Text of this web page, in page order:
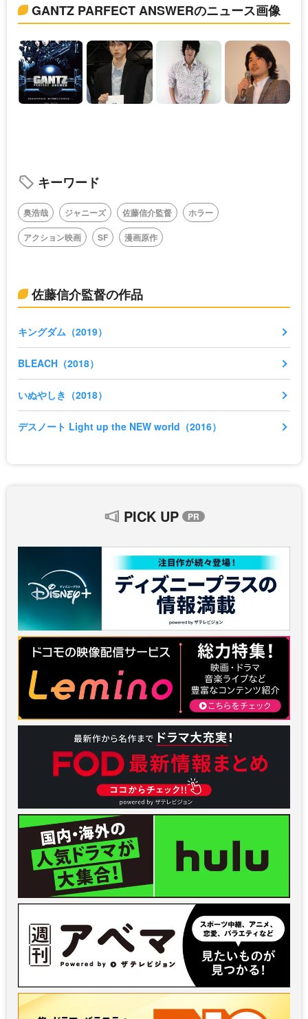
GANTZ PARFECT ANSWERのニュース画像
キーワード
奥浩哉 ジャニーズ 佐藤信介監督
ホラー
アクション映画
SF 漫画原作
佐藤信介監督の作品
キングダム（2019）
BLEACH（2018）
いぬやしき（2018）
デスノート Light up the NEW world（2016）
PICK UP